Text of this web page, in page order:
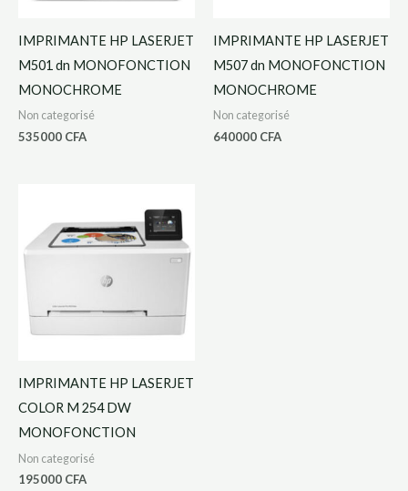
IMPRIMANTE HP LASERJET
M501 dn MONOFONCTION
MONOCHROME
Non categorisé
535000 CFA
IMPRIMANTE HP LASERJET
M507 dn MONOFONCTION
MONOCHROME
Non categorisé
640000 CFA
IMPRIMANTE HP LASERJET
COLOR M 254 DW
MONOFONCTION
Non categorisé
195000 CFA